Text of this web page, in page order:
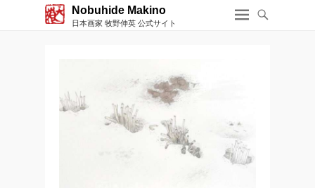
Nobuhide Makino
日本画家 牧野伸英 公式サイト